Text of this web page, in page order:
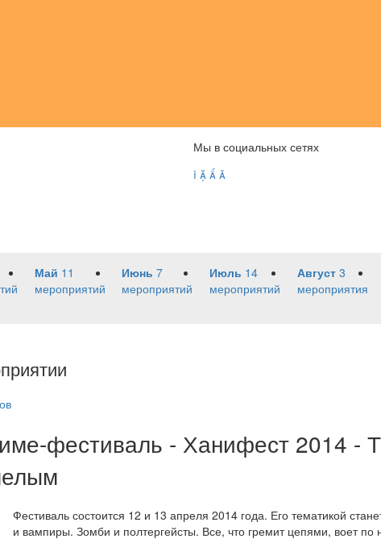
Мы в социальных сетях
   
Май 11
мероприятий
Июнь 7
мероприятий
Июль 14
мероприятий
Август 3
мероприятия
фестиваль - Ханифест 2014 -
Фестиваль состоится 12 и 13 апреля 2014 года. Его тематикой
и вампиры. Зомби и полтергейсты. Все, что гремит цепями, воет по